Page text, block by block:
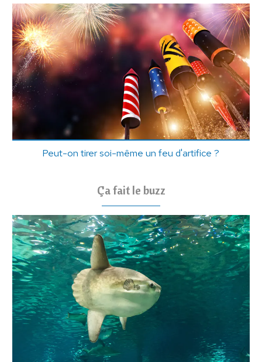
Peut-on tirer soi-même un feu d'artifice ?
Ça fait le buzz